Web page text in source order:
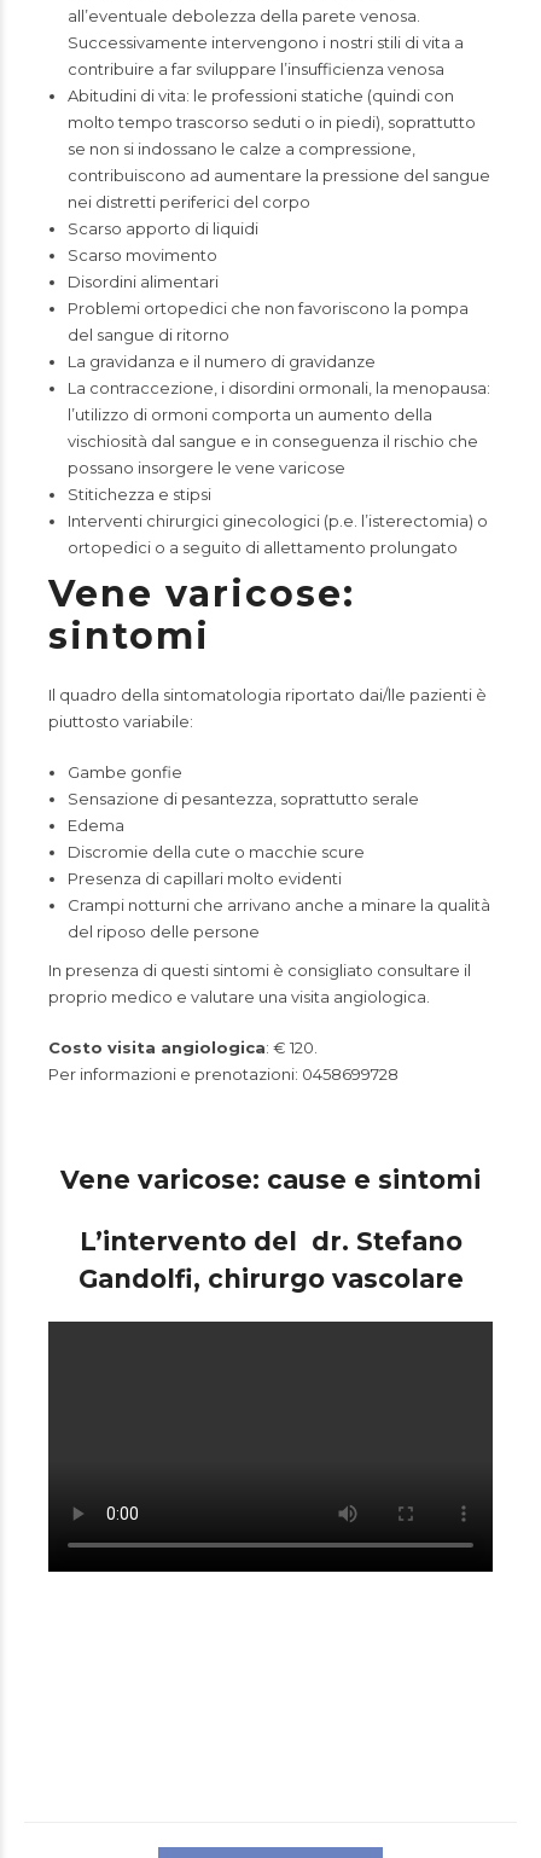
all’eventuale debolezza della parete venosa.
Successivamente intervengono i nostri stili di vita a
contribuire a far sviluppare l’insufficienza venosa
Abitudini di vita: le professioni statiche (quindi con
molto tempo trascorso seduti o in piedi), soprattutto
se non si indossano le calze a compressione,
contribuiscono ad aumentare la pressione del sangue
nei distretti periferici del corpo
Scarso apporto di liquidi
Scarso movimento
Disordini alimentari
Problemi ortopedici che non favoriscono la pompa
del sangue di ritorno
La gravidanza e il numero di gravidanze
La contraccezione, i disordini ormonali, la menopausa:
l’utilizzo di ormoni comporta un aumento della
vischiosità dal sangue e in conseguenza il rischio che
possano insorgere le vene varicose
Stitichezza e stipsi
Interventi chirurgici ginecologici (p.e. l’isterectomia) o
ortopedici o a seguito di allettamento prolungato
Vene varicose:
sintomi
Il quadro della sintomatologia riportato dai/lle pazienti è
piuttosto variabile:
Gambe gonfie
Sensazione di pesantezza, soprattutto serale
Edema
Discromie della cute o macchie scure
Presenza di capillari molto evidenti
Crampi notturni che arrivano anche a minare la qualità
del riposo delle persone
In presenza di questi sintomi è consigliato consultare il
proprio medico e valutare una visita angiologica.
Costo visita angiologica: € 120.
Per informazioni e prenotazioni: 0458699728
Vene varicose: cause e sintomi
L’intervento del dr. Stefano
Gandolfi, chirurgo vascolare